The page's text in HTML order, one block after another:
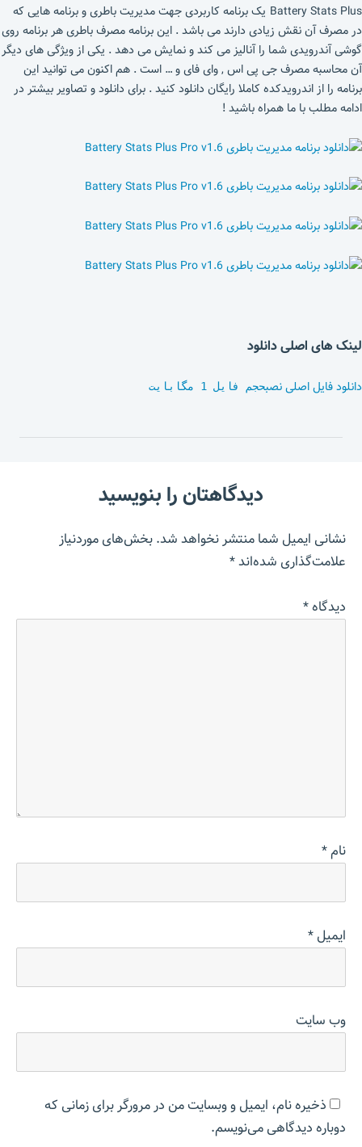
Battery Stats Plus یک برنامه کاربردی جهت مدیریت باطری و برنامه هایی که
در مصرف آن نقش زیادی دارند می باشد . این برنامه مصرف باطری هر برنامه روی
گوشی آندرویدی شما را آنالیز می کند و نمایش می دهد . یکی از ویژگی های دیگر
آن محاسبه مصرف جی پی اس , وای فای و … است . هم اکنون می توانید این
برنامه را از اندرویدکده کاملا رایگان دانلود کنید . برای دانلود و تصاویر بیشتر در
ادامه مطلب با ما همراه باشید !
لینک های اصلی دانلود
دانلود فایل اصلی نصبحجم فایل 1 مگابایت
دیدگاهتان را بنویسید
نشانی ایمیل شما منتشر نخواهد شد.بخش‌های موردنیاز
علامت‌گذاری شده‌اند*
دیدگاه*
نام*
ایمیل*
وب‌ سایت
ذخیره نام، ایمیل و وبسایت من در مرورگر برای زمانی که
دوباره دیدگاهی می‌نویسم.